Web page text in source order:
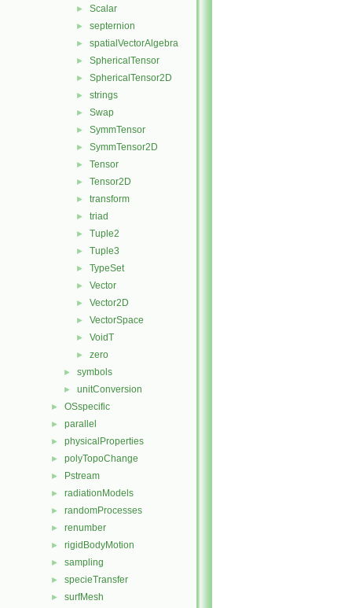
► Scalar
► septernion
► spatialVectorAlgebra
► SphericalTensor
► SphericalTensor2D
► strings
► Swap
► SymmTensor
► SymmTensor2D
► Tensor
► Tensor2D
► transform
► triad
► Tuple2
► Tuple3
► TypeSet
► Vector
► Vector2D
► VectorSpace
► VoidT
► zero
► symbols
► unitConversion
► OSspecific
► parallel
► physicalProperties
► polyTopoChange
► Pstream
► radiationModels
► randomProcesses
► renumber
► rigidBodyMotion
► sampling
► specieTransfer
► surfMesh